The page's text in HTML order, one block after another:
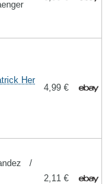
Her
4,99 €
/
2,11 €